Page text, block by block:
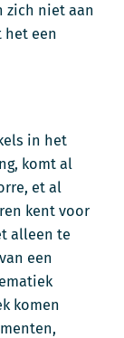
zich niet aan
het een
in het
komt al
et al
kent voor
alleen te
een
komen